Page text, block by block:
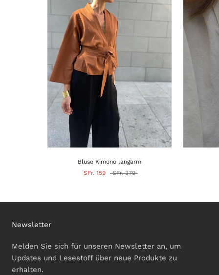
Bluse Kimono langarm
SFr. 159
SFr. 379
Newsletter
Melden Sie sich für unseren Newsletter an, um
Updates und Lesestoff über neue Produkte zu
erhalten.